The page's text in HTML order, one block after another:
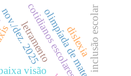
nov./dez. 2025cotidianos escolares
olimpíada de matemática
inclusão escolar
visão
letramento dislexia